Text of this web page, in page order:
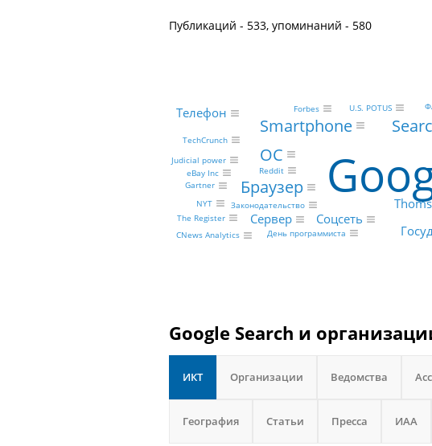
Публикаций - 533, упоминаний - 580
Smartphone
ОС
Браузер
Сервер Соцсеть
Телефон
Законодательство
TechCrunch
Judicial power
eBay Inc
CNews Analytics
Gartner
NYT
U.S. POTUS
Forbes
Reddit
The Register
День программиста
Google Search и
ИКТ Организации Ведомства
География Статьи Пресса ИАА